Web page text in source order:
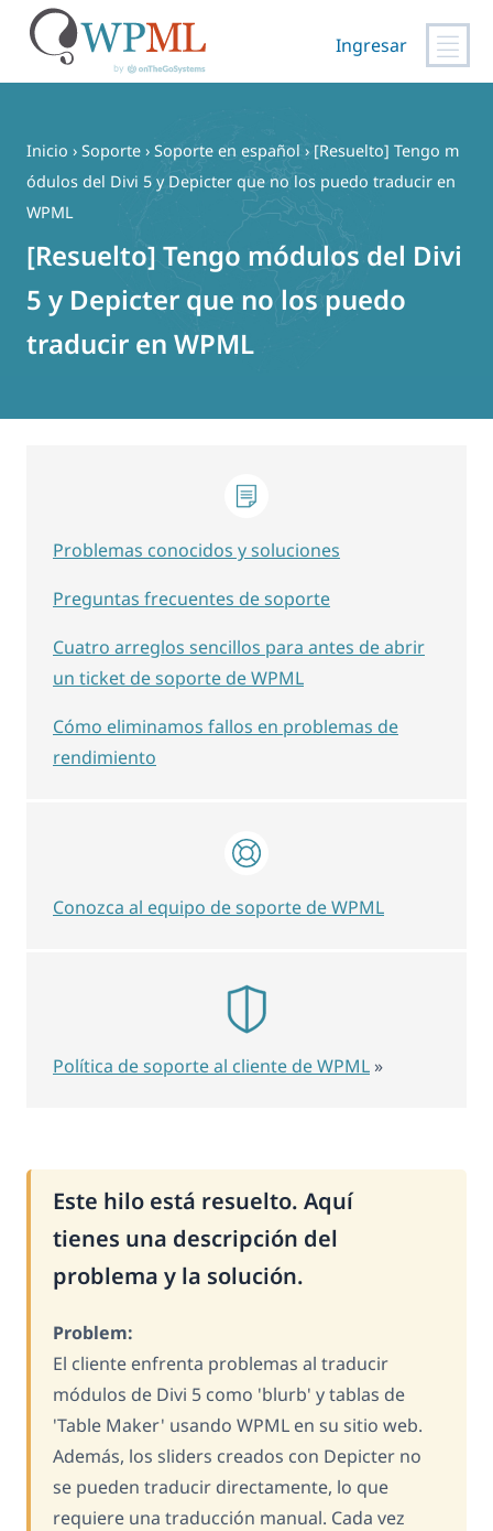
contenido
Ingresar
Inicio › Soporte › Soporte en español › [Resuelto] Tengo m
ódulos del Divi 5 y Depicter que no los puedo traducir en
WPML
[Resuelto] Tengo módulos del Divi
5 y Depicter que no los puedo
traducir en WPML
Este hilo está resuelto. Aquí
tienes una descripción del
problema y la solución.
Problem:
El cliente enfrenta problemas al traducir
módulos de Divi 5 como 'blurb' y tablas de
'Table Maker' usando WPML en su sitio web.
Además, los sliders creados con Depicter no
se pueden traducir directamente, lo que
requiere una traducción manual. Cada vez
Problemas conocidos y soluciones
Preguntas frecuentes de soporte
Cuatro arreglos sencillos para antes de abrir
un ticket de soporte de WPML
Cómo eliminamos fallos en problemas de
rendimiento
Conozca al equipo de soporte de WPML
Política de soporte al cliente de WPML »